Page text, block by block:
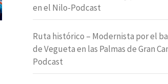
en el Nilo-Podcast
Ruta histórico – Modernista por el
de Vegueta en las Palmas de Gran
Podcast